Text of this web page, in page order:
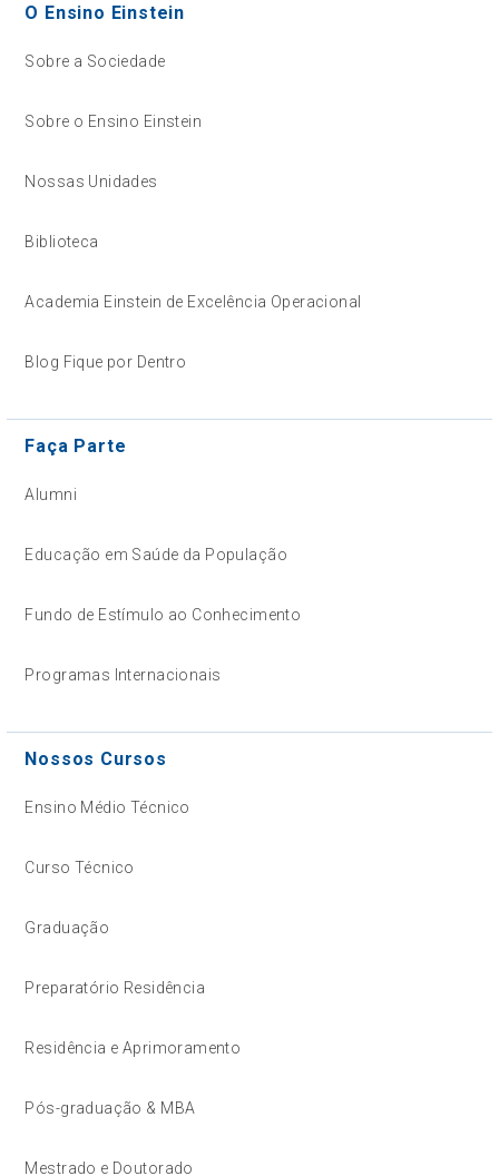
O Ensino Einstein
Sobre a Sociedade
Sobre o Ensino Einstein
Nossas Unidades
Biblioteca
Academia Einstein de Excelência Operacional
Blog Fique por Dentro
Faça Parte
Alumni
Educação em Saúde da População
Fundo de Estímulo ao Conhecimento
Programas Internacionais
Nossos Cursos
Ensino Médio Técnico
Curso Técnico
Graduação
Preparatório Residência
Residência e Aprimoramento
Pós-graduação & MBA
Mestrado e Doutorado